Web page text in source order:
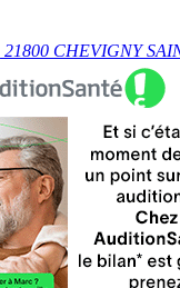
21800 CHEVIGNY